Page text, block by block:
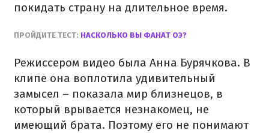
покидать страну на длительное время.
ПРОЙДИТЕ ТЕСТ: НАСКОЛЬКО ВЫ ФАНАТ ОЭ?
Режиссером видео была Анна Бурячкова. В
клипе она воплотила удивительный
замысел – показала мир близнецов, в
который врывается незнакомец, не
имеющий брата. Поэтому его не понимают